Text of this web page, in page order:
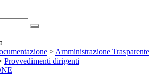
> Amministrazione Trasparente
Provvedimenti dirigenti